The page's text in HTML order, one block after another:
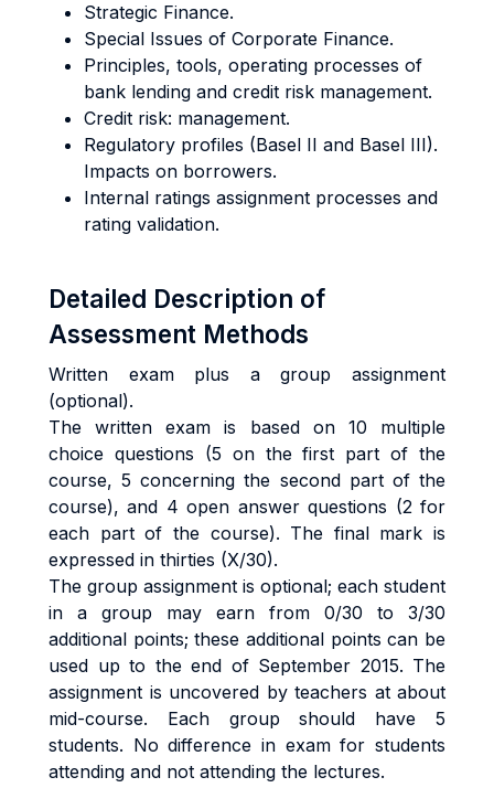
Strategic Finance.
Special Issues of Corporate Finance.
Principles, tools, operating processes of
bank lending and credit risk management.
Credit risk: management.
Regulatory profiles (Basel II and Basel III).
Impacts on borrowers.
Internal ratings assignment processes and
rating validation.
Detailed Description of
Assessment Methods
Written exam plus a group assignment
(optional).
The written exam is based on 10 multiple
choice questions (5 on the first part of the
course, 5 concerning the second part of the
course), and 4 open answer questions (2 for
each part of the course). The final mark is
expressed in thirties (X/30).
The group assignment is optional; each student
in a group may earn from 0/30 to 3/30
additional points; these additional points can be
used up to the end of September 2015. The
assignment is uncovered by teachers at about
mid-course. Each group should have 5
students. No difference in exam for students
attending and not attending the lectures.